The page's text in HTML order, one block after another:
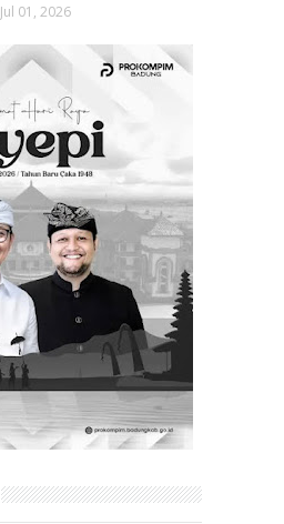
Jul 01, 2026